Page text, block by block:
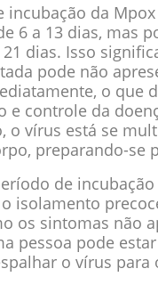
incubação da
6 a 13 dias, mas
dias. Isso
pode não
o que
e controle da
o vírus está se
preparando-se
de
isolamento
os sintomas não
pessoa pode
o vírus para